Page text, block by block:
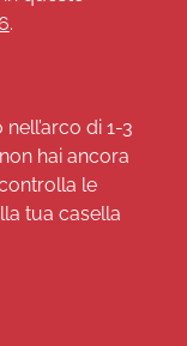
.
di 1-3
hai ancora
le
tua casella